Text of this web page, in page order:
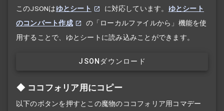
このJSONはゆとシート に対応しています。 ゆとシート
のコンバート作成
の「ローカルファイルから」機能を使
用することで、ゆとシートに読み込みことができます。
JSONダウンロード
ココフォリア用にコピー
以下のボタンを押すとこの魔物のココフォリア用コマデー